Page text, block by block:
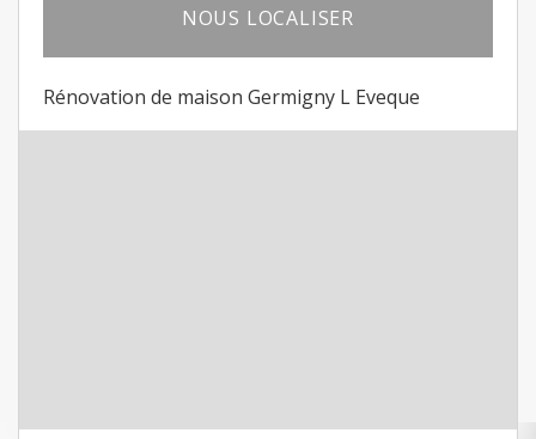
NOUS LOCALISER
Rénovation de maison Germigny L Eveque